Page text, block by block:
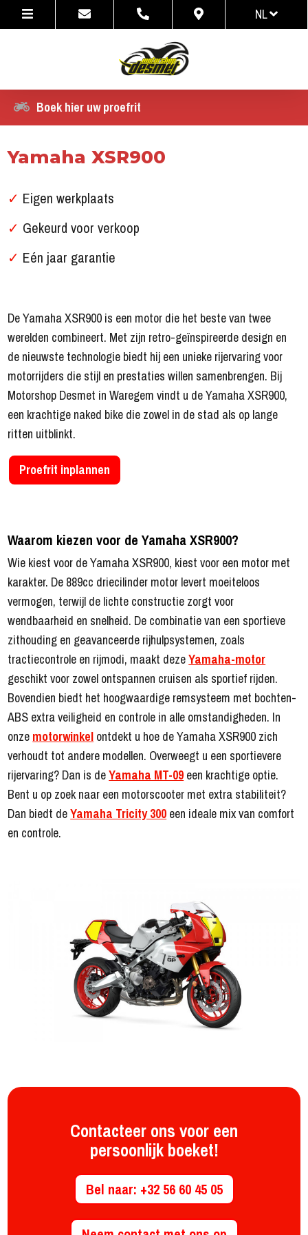
NLFR
Boek hier uw proefrit
Yamaha XSR900
✓ Eigen werkplaats
✓ Gekeurd voor verkoop
✓ Eén jaar garantie
De Yamaha XSR900 is een motor die het beste van twee
werelden combineert. Met zijn retro-geïnspireerde design en
de nieuwste technologie biedt hij een unieke rijervaring voor
motorrijders die stijl en prestaties willen samenbrengen. Bij
Motorshop Desmet in Waregem vindt u de Yamaha XSR900,
een krachtige naked bike die zowel in de stad als op lange
ritten uitblinkt.
Proefrit inplannen
Waarom kiezen voor de Yamaha XSR900?
Wie kiest voor de Yamaha XSR900, kiest voor een motor met
karakter. De 889cc driecilinder motor levert moeiteloos
vermogen, terwijl de lichte constructie zorgt voor
wendbaarheid en snelheid. De combinatie van een sportieve
zithouding en geavanceerde rijhulpsystemen, zoals
tractiecontrole en rijmodi, maakt dezeYamaha-motor
geschikt voor zowel ontspannen cruisen als sportief rijden.
Bovendien biedt het hoogwaardige remsysteem met bochten-
ABS extra veiligheid en controle in alle omstandigheden. In
onze motorwinkel ontdekt u hoe de Yamaha XSR900 zich
verhoudt tot andere modellen. Overweegt u een sportievere
rijervaring? Dan is deYamaha MT-09 een krachtige optie.
Bent u op zoek naar een motorscooter met extra stabiliteit?
Dan biedt deYamaha Tricity 300 een ideale mix van comfort
en controle.
Contacteer ons voor een
persoonlijk boeket!
Bel naar: +32 56 60 45 05